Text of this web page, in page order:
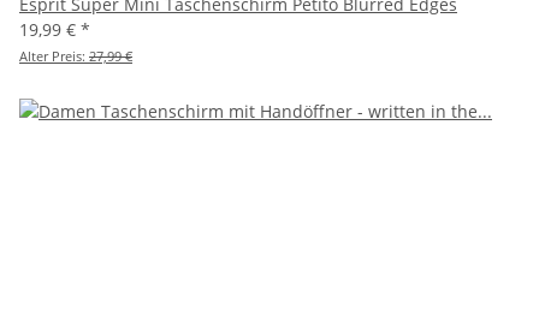
19,99 € *
Alter Preis: 27,99 €